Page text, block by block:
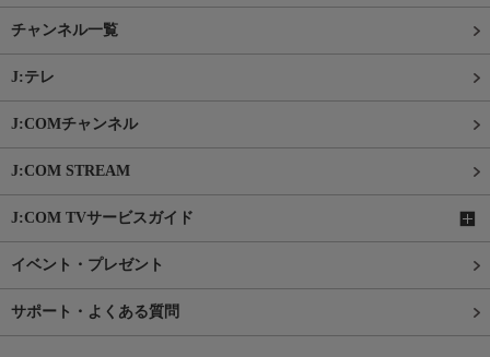
チャンネル一覧
J:テレ
J:COMチャンネル
J:COM STREAM
J:COM TVサービスガイド
イベント・プレゼント
サポート・よくある質問